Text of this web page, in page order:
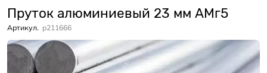
Пруток алюминиевый 23 мм АМг5
Артикул. p211666